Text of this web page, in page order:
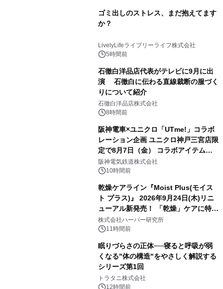
ゴミ出しのストレス、まだ抱えてます
か？
LivelyLifeライブリーライフ株式会社
5時間前
石徹白洋品店代表がテレビに9月に出
演 石徹白に伝わる直線裁断の服づく
りについて紹介
石徹白洋品店株式会社
8時間前
阪神電車×ユニクロ「UTme!」コラボ
レーション企画 ユニクロ神戸三宮店限
定で8月7日（金） コラボアイテムが
発売決定！
阪神電気鉄道株式会社
10時間前
乾燥ケアライン『Moist Plus(モイス
ト プラス)』 2026年9月24日(木)リニ
ューアル新発売！ 「乾燥」ケアに特化
し、ライン使いで潤いに満ちた肌へ
株式会社ハーバー研究所
11時間前
眠りづらさの正体──寝ると呼吸が弱
くなる"体の構造"をやさしく解説する
シリーズ第1回
トラタニ株式会社
12時間前